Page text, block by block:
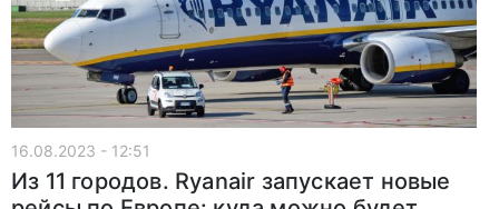
16.08.2023 - 12:51
Из 11 городов. Ryanair запускает новые